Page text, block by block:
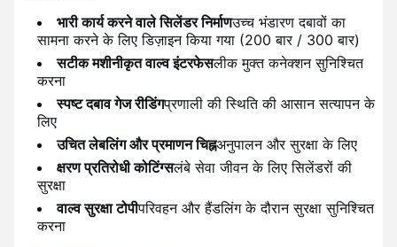
भारी कार्य करने वाले सिलेंडर निर्माणउच्च भंडारण दबावों का
सामना करने के लिए डिज़ाइन किया गया (200 बार / 300 बार)
सटीक मशीनीकृत वाल्व इंटरफेसलीक मुक्त कनेक्शन सुनिश्चित
करना
स्पष्ट दबाव गेज रीडिंगप्रणाली की स्थिति की आसान सत्यापन के
लिए
उचित लेबलिंग और प्रमाणन चिह्नअनुपालन और सुरक्षा के लिए
क्षरण प्रतिरोधी कोटिंग्सलंबे सेवा जीवन के लिए सिलेंडरों की
सुरक्षा
वाल्व सुरक्षा टोपीपरिवहन और हैंडलिंग के दौरान सुरक्षा सुनिश्चित
करना